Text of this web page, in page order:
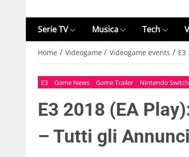
Serie TV Musica Tech
Home / Videogame / Videogame events / E3
E3 Game News Game Trailer Nintendo Switch
E3 2018 (EA
– Tutti gli